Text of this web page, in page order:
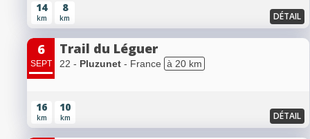
14
km
8
km DÉTAIL
6
SEPT
Trail du Léguer
22 - Pluzunet - France à 20 km
16
km
10
km DÉTAIL